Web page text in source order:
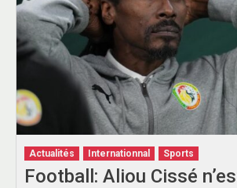
Actualités Internationnal Sports
Football: Aliou Cissé